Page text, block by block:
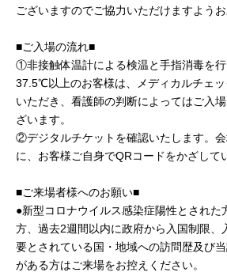
ございますのでご協力いただけますようお
■ご入場の流れ■
①非接触体温計による検温と手指消毒を行
37.5℃以上のお客様は、メディカルチェ
いただき、看護師の判断によってはご入
ざいます。
②デジタルチケットを確認いたします。
に、お客様ご自身でQRコードをかざして
■ご来場者様へのお願い■
●新型コロナウイルス感染症陽性とされた
方、過去2週間以内に政府から入国制限、
要とされている国・地域への訪問歴及び
がある方はご来場をお控えください。